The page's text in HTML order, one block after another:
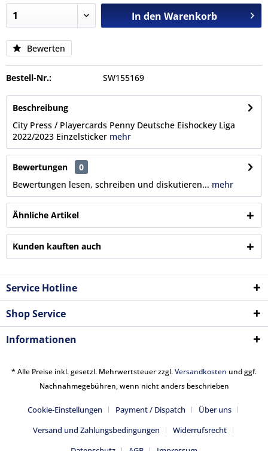
In den Warenkorb
Bewerten
Bestell-Nr.: SW155169
Beschreibung
City Press / Playercards Penny Deutsche Eishockey Liga
2022/2023 Einzelsticker mehr
Bewertungen
0
Bewertungen lesen, schreiben und diskutieren... mehr
Ähnliche Artikel
Kunden kauften auch
Service Hotline
Shop Service
Informationen
* Alle Preise inkl. gesetzl. Mehrwertsteuer zzgl.Versandkosten und ggf.
Nachnahmegebühren, wenn nicht anders beschrieben
Cookie-Einstellungen Payment / Dispatch
Über uns
Versand und Zahlungsbedingungen
Widerrufsrecht